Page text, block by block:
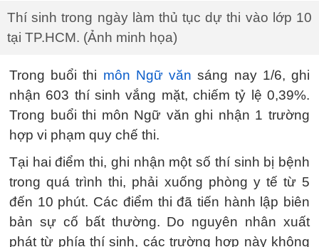
Thí sinh trong ngày làm thủ tục dự thi vào lớp 10
tại TP.HCM. (Ảnh minh họa)
Trong buổi thi môn Ngữ văn sáng nay 1/6, ghi
nhận 603 thí sinh vắng mặt, chiếm tỷ lệ 0,39%.
Trong buổi thi môn Ngữ văn ghi nhận 1 trường
hợp vi phạm quy chế thi.
Tại hai điểm thi, ghi nhận một số thí sinh bị bệnh
trong quá trình thi, phải xuống phòng y tế từ 5
đến 10 phút. Các điểm thi đã tiến hành lập biên
bản sự cố bất thường. Do nguyên nhân xuất
phát từ phía thí sinh, các trường hợp này không